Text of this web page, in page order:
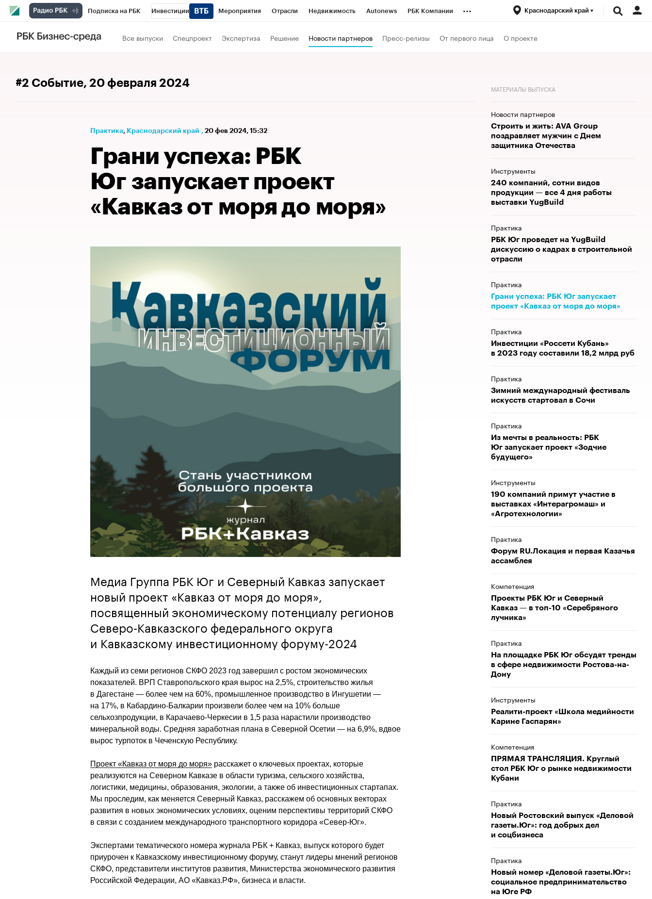
Подписка на РБК Инвестиции Мероприятия Отрасли Недвижимость Autonews РБК Компании
Телеканал
... Краснодарский край
Все выпуски Спецпроект Экспертиза Решение Новости партнеров Пресс-релизы От первого лица О проекте
#2 Событие, 20 февраля 2024
Практика⁠, Краснодарский край , 20 фев 2024, 15:32
Грани успеха: РБК
Юг запускает проект
«Кавказ от моря до моря»
Медиа Группа РБК Юг и Северный Кавказ запускает
новый проект «Кавказ от моря до моря»,
посвященный экономическому потенциалу регионов
Северо-Кавказского федерального округа
и Кавказскому инвестиционному форуму-2024
Каждый из семи регионов СКФО 2023 год завершил с ростом экономических
показателей. ВРП Ставропольского края вырос на 2,5%, строительство жилья
в Дагестане — более чем на 60%, промышленное производство в Ингушетии —
на 17%, в Кабардино-Балкарии произвели более чем на 10% больше
сельхозпродукции, в Карачаево-Черкесии в 1,5 раза нарастили производство
минеральной воды. Средняя заработная плана в Северной Осетии — на 6,9%, вдвое
вырос турпоток в Чеченскую Республику.
Проект «Кавказ от моря до моря» расскажет о ключевых проектах, которые
реализуются на Северном Кавказе в области туризма, сельского хозяйства,
логистики, медицины, образования, экологии, а также об инвестиционных стартапах.
Мы проследим, как меняется Северный Кавказ, расскажем об основных векторах
развития в новых экономических условиях, оценим перспективы территорий СКФО
в связи с созданием международного транспортного коридора «Север-Юг».
Экспертами тематического номера журнала РБК + Кавказ, выпуск которого будет
приурочен к Кавказскому инвестиционному форуму, станут лидеры мнений регионов
СКФО, представители институтов развития, Министерства экономического развития
Российской Федерации, АО «Кавказ.РФ», бизнеса и власти.
МАТЕРИАЛЫ ВЫПУСКА
Новости партнеров
Строить и жить: AVA Group
поздравляет мужчин с Днем
защитника Отечества
Инструменты
240 компаний, сотни видов
продукции — все 4 дня работы
выставки YugBuild
Практика
РБК Юг проведет на YugBuild
дискуссию о кадрах в строительной
отрасли
Практика
Грани успеха: РБК Юг запускает
проект «Кавказ от моря до моря»
Практика
Инвестиции «Россети Кубань»
в 2023 году составили 18,2 млрд руб
Практика
Зимний международный фестиваль
искусств стартовал в Сочи
Практика
Из мечты в реальность: РБК
Юг запускает проект «Зодчие
будущего»
Инструменты
190 компаний примут участие в
выставках «Интерагромаш» и
«Агротехнологии»
Практика
Форум RU.Локация и первая Казачья
ассамблея
Компетенция
Проекты РБК Юг и Северный
Кавказ — в топ-10 «Серебряного
лучника»
Практика
На площадке РБК Юг обсудят тренды
в сфере недвижимости Ростова-на-
Дону
Инструменты
Реалити-проект «Школа медийности
Карине Гаспарян»
Компетенция
ПРЯМАЯ ТРАНСЛЯЦИЯ. Круглый
стол РБК Юг о рынке недвижимости
Кубани
Практика
Новый Ростовский выпуск «Деловой
газеты.Юг»: год добрых дел
и соцбизнеса
Практика
Новый номер «Деловой газеты.Юг»:
социальное предпринимательство
на Юге РФ